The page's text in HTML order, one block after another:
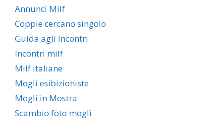
Annunci Milf
Coppie cercano singolo
Guida agli Incontri
Incontri milf
Milf italiane
Mogli esibizioniste
Mogli in Mostra
Scambio foto mogli